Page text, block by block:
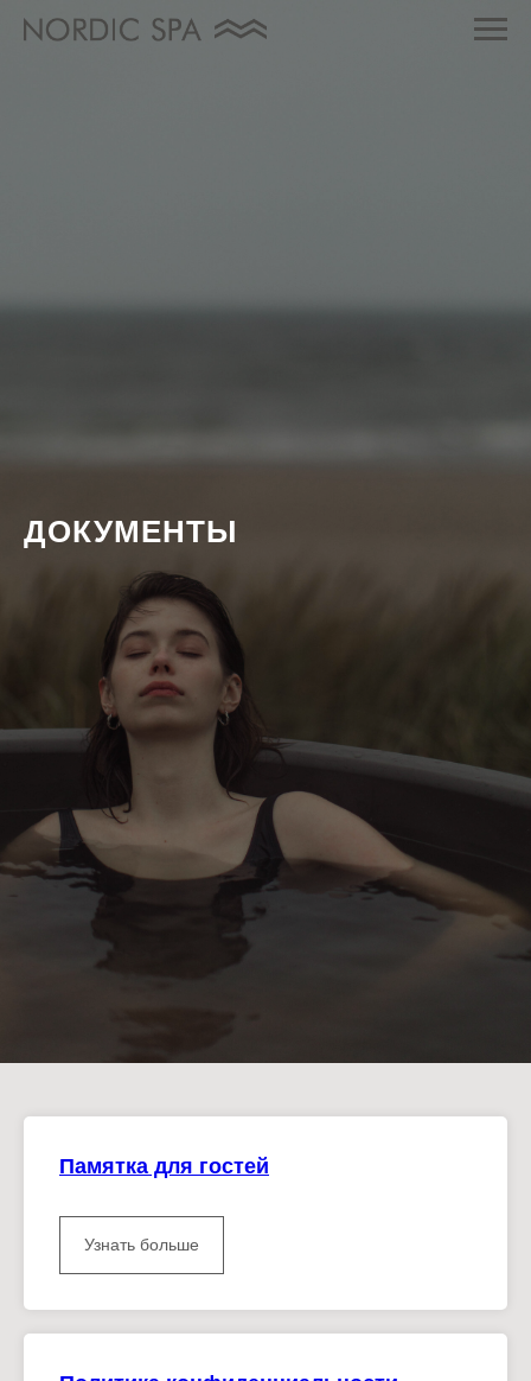
ДОКУМЕНТЫ
Памятка для гостей
Узнать больше